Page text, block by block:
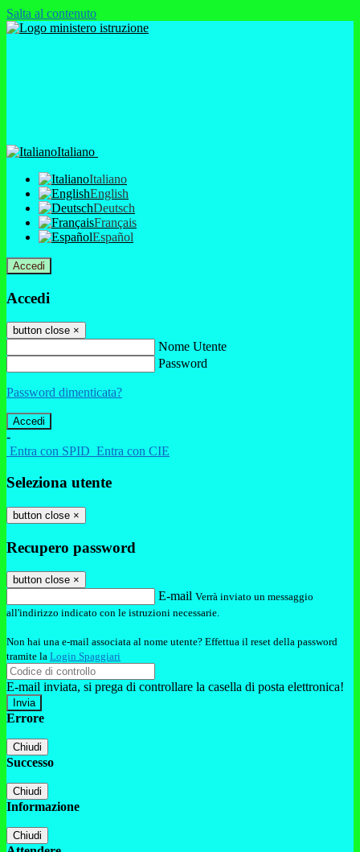
Salta al contenuto
Italiano
Italiano
English
Deutsch
Français
Español
Accedi
Accedi
button close ×
Nome Utente
Password
Password dimenticata?
-
Entra con SPID Entra con CIE
Seleziona utente
button close ×
Recupero password
button close ×
E-mail Verrà inviato un messaggio
all'indirizzo indicato con le istruzioni necessarie.
Non hai una e-mail associata al nome utente? Effettua il reset della password
tramite la Login Spaggiari
E-mail inviata, si prega di controllare la casella di posta elettronica!
Errore
Chiudi
Successo
Chiudi
Informazione
Chiudi